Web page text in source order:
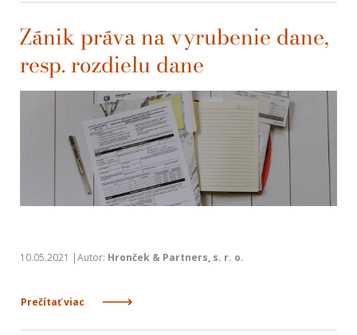
Zánik práva na vyrubenie dane,
resp. rozdielu dane
10.05.2021 |Autor: Hronček & Partners, s. r. o.
Prečítať viac